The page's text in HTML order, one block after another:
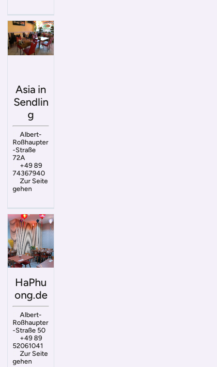
Asia in
Sendlin
g
Albert-
Roßhaupter
-Straße
72A
+49 89
74367940
Zur Seite
gehen
HaPhu
ong.de
Albert-
Roßhaupter
-Straße 50
+49 89
52061041
Zur Seite
gehen